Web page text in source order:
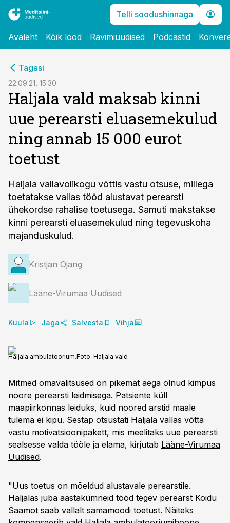
Telli soodushinnaga
Avaleht Kõik lood Ravimiuudised Podcastid
Tagasi
22.09.21, 15:30
Haljala vald maksab kinni
uue perearsti eluasemekulud
ning annab 15 000 eurot
toetust
Haljala vallavolikogu võttis vastu otsuse, millega
toetatakse vallas tööd alustavat perearsti
ühekordse rahalise toetusega. Samuti makstakse
kinni perearsti eluasemekulud ning tegevuskoha
majanduskulud.
Kristjan Ojang
Lääne-Virumaa Uudised
Kuula Jaga Salvesta Vihja
Haljala ambulatoorium.Foto: Haljala vald
Mitmed omavalitsused on pikemat aega olnud kimpus
noore perearsti leidmisega. Patsiente küll
maapiirkonnas leiduks, kuid noored arstid maale
tulema ei kipu. Sestap otsustati Haljala vallas võtta
vastu motivatsioonipakett, mis meelitaks uue perearsti
sealsesse valda tööle ja elama, kirjutab Lääne-Virumaa
Uudised.
"Uus toetus on mõeldud alustavale perearstile.
Haljalas juba aastakümneid tööd tegev perearst Koidu
Saamot saab vallalt samamoodi toetust. Näiteks